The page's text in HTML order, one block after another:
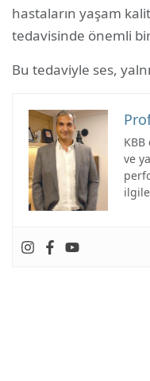
hastaların yaşam
tedavisinde önemli
Bu tedaviyle ses,
ve